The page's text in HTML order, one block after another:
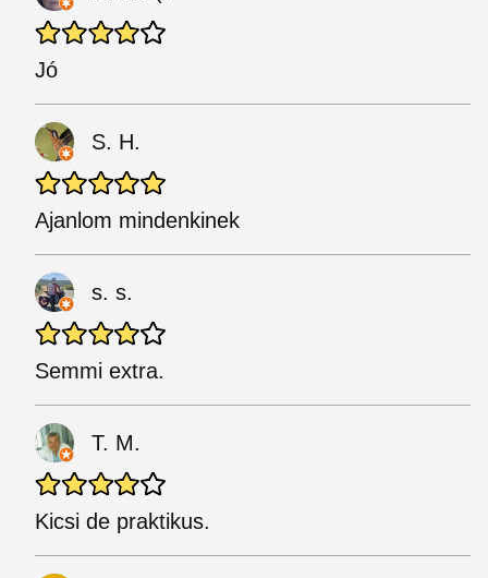
Jó
S. H.
Ajanlom mindenkinek
s. s.
Semmi extra.
T. M.
Kicsi de praktikus.